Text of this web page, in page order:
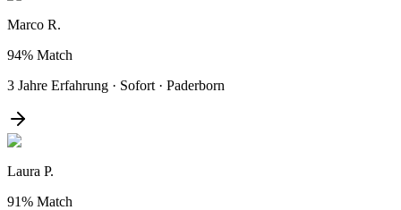
Marco R.
94% Match
3 Jahre Erfahrung · Sofort · Paderborn
Laura P.
91% Match